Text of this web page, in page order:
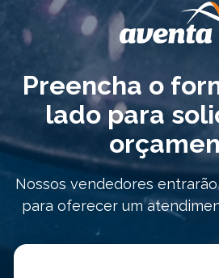
Preencha o
lado para
Nossos vendedores
para oferecer um